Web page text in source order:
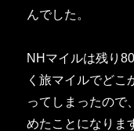
んでした。
NHマイルは残り
く旅マイルでどこ
ってしまったので
めたことになりま